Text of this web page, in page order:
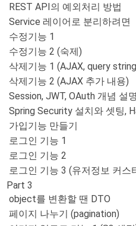
REST API의 예외처리 방법
Service 레이어로 분리하려면
수정기능 1
수정기능 2 (숙제)
삭제기능 1 (AJAX, query
삭제기능 2 (AJAX 추가 내용)
Session, JWT, OAuth 개념 설명
Spring Security 설치와 셋팅,
가입기능 만들기
로그인 기능 1
로그인 기능 2
로그인 기능 3 (유저정보 커스
Part 3
object를 변환할 땐 DTO
페이지 나누기 (pagination)